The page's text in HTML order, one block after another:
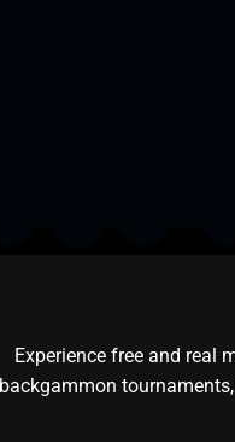
Experience free and real
backgammon